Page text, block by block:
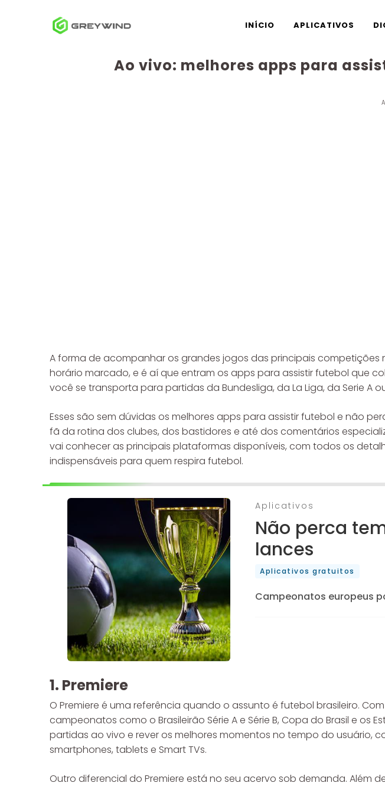
INÍCIO APLICATIVOS
Ao vivo: melhores apps para
A forma de acompanhar os grandes jogos das principais
horário marcado, e é aí que entram os apps para assistir futebol que
você se transporta para partidas da Bundesliga, da La Liga, da Serie A
Esses são sem dúvidas os melhores apps para assistir futebol e não
fã da rotina dos clubes, dos bastidores e até dos comentários
vai conhecer as principais plataformas disponíveis, com todos os
indispensáveis para quem respira futebol.
Aplicativos
Não perca
lances
Aplicativos gratuitos
Campeonatos europeus
1. Premiere
O Premiere é uma referência quando o assunto é futebol brasileiro.
campeonatos como o Brasileirão Série A e Série B, Copa do Brasil e
partidas ao vivo e rever os melhores momentos no tempo do usuário,
smartphones, tablets e Smart TVs.
Outro diferencial do Premiere está no seu acervo sob demanda. Além